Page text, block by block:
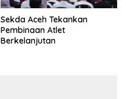
Sekda Aceh Tekankan
Pembinaan Atlet
Berkelanjutan